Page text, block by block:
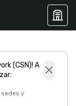
(CSN)! A
y